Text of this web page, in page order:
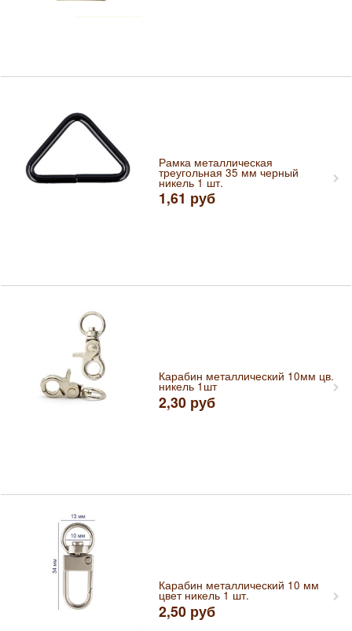
Рамка металлическая
треугольная 35 мм черный
никель 1 шт.
1,61 руб
Карабин металлический 10мм цв.
никель 1шт
2,30 руб
Карабин металлический 10 мм
цвет никель 1 шт.
2,50 руб